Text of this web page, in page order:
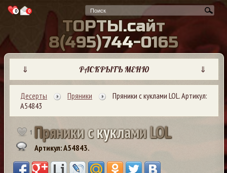
0 0
ТОРТЫ.сайт
8(495)744-0165
⇓ РАСКРЫТЬ МЕНЮ ⇓
Десерты Пряники
Пряники с куклами LOL. Артикул:
А54843
1 ПряникискукламиLOL
Артикул: A54843.